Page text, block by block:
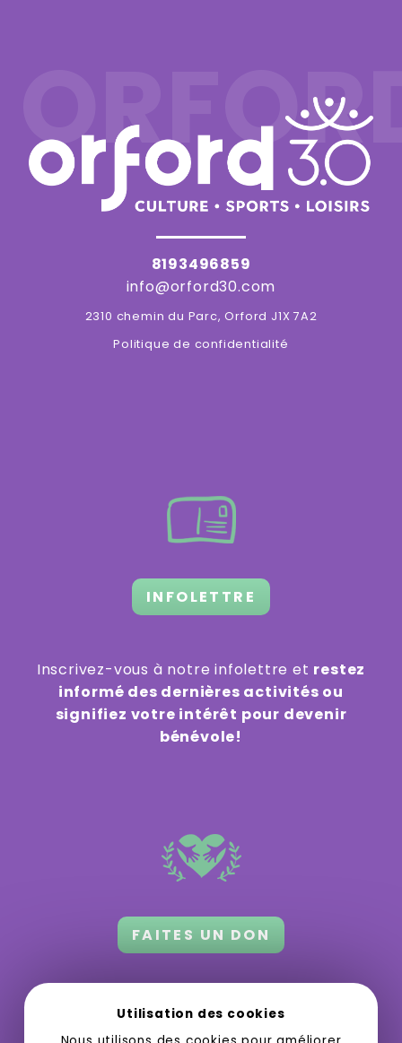
8193496859
info@orford30.com
2310 chemin du Parc, Orford J1X 7A2
Politique de confidentialité
INFOLETTRE
Inscrivez-vous à notre infolettre et restez
informé des dernières activités ou
signifiez votre intérêt pour devenir
bénévole!
FAITES UN DON
Orford 3.0 a besoin de votre appui
grandir et offrir des activités gratuites
Utilisation des cookies